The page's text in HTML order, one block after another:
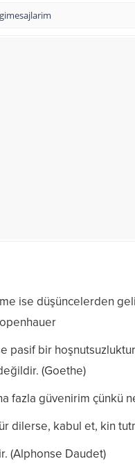
ise düşüncelerden
pasif bir
(Goethe)
fazla güvenirim çünkü
dilerse, kabul et, kin
(Alphonse Daudet)